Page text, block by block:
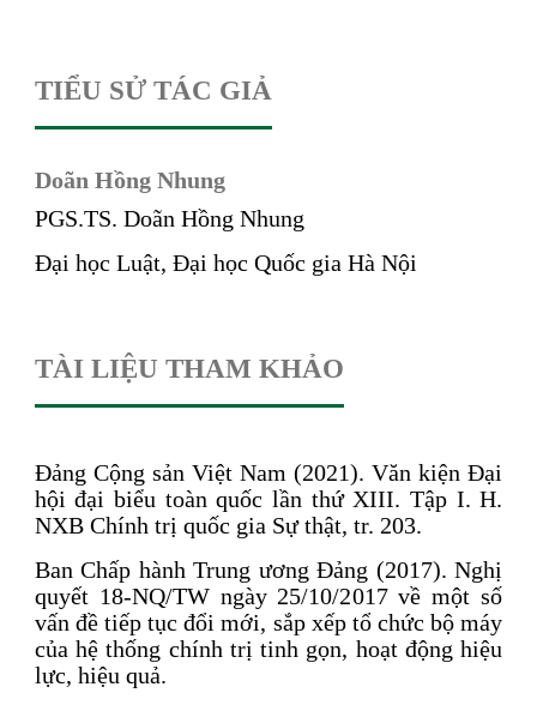
TIỂU SỬ TÁC GIẢ
Doãn Hồng Nhung
PGS.TS. Doãn Hồng Nhung
Đại học Luật, Đại học Quốc gia Hà Nội
TÀI LIỆU THAM KHẢO
Đảng Cộng sản Việt Nam (2021). Văn kiện Đại
hội đại biểu toàn quốc lần thứ XIII. Tập I. H.
NXB Chính trị quốc gia Sự thật, tr. 203.
Ban Chấp hành Trung ương Đảng (2017). Nghị
quyết 18-NQ/TW ngày 25/10/2017 về một số
vấn đề tiếp tục đổi mới, sắp xếp tổ chức bộ máy
của hệ thống chính trị tinh gọn, hoạt động hiệu
lực, hiệu quả.